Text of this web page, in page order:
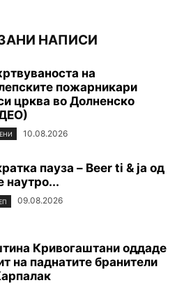
НАПИСИ
на
пожарникари
црква во Долненско
10.08.2026
пауза – Beer ti & ja oд
наутро...
09.08.2026
Кривогаштани оддаде
на паднатите бранители